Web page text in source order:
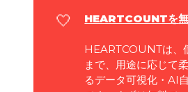
🤍 HEARTCOUNTを
HEARTCOUNTは、
まで、用途に応じて
るデータ可視化・AI